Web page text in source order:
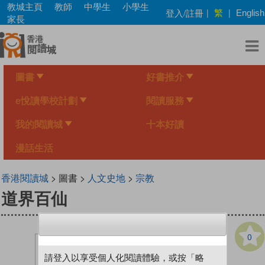
Skip
main
content
教城主頁 教師 中學生
小學生
家長
登入/註冊 | 繁 | English
圖書 好書推介
e悅讀學校計劃 閱讀服務
我的閱讀城 十本好讀
漫話生活
香港閱讀城> 圖書 > 人文史地> 宗教
道界百仙
0
請登入以享受個人化閱讀體驗，或按「略